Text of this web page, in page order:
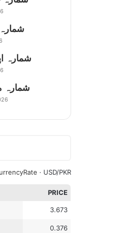
شمارہ
شمارہ
شمارہ
· USD/PKR
PRICE
3.673
0.376